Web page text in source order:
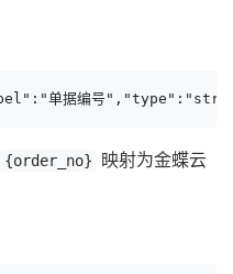
单据编号
{order_no}
映射为金蝶云